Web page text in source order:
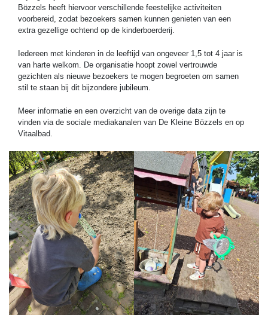
Bözzels heeft hiervoor verschillende feestelijke activiteiten
voorbereid, zodat bezoekers samen kunnen genieten van een
extra gezellige ochtend op de kinderboerderij.
Iedereen met kinderen in de leeftijd van ongeveer 1,5 tot 4 jaar is
van harte welkom. De organisatie hoopt zowel vertrouwde
gezichten als nieuwe bezoekers te mogen begroeten om samen
stil te staan bij dit bijzondere jubileum.
Meer informatie en een overzicht van de overige data zijn te
vinden via de sociale mediakanalen van De Kleine Bözzels en op
Vitaalbad.